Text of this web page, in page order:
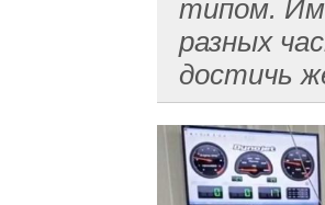
типом.
разных
достичь